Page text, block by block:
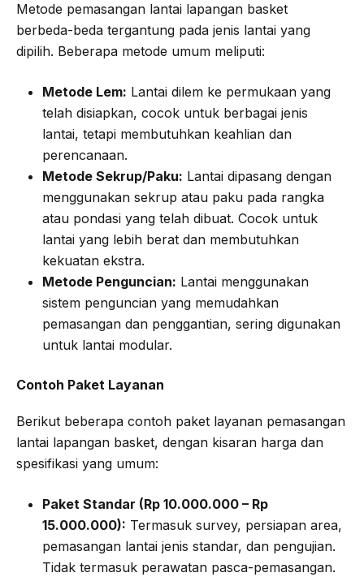
Metode pemasangan lantai lapangan basket
berbeda-beda tergantung pada jenis lantai yang
dipilih. Beberapa metode umum meliputi:
Metode Lem: Lantai dilem ke permukaan yang
telah disiapkan, cocok untuk berbagai jenis
lantai, tetapi membutuhkan keahlian dan
perencanaan.
Metode Sekrup/Paku: Lantai dipasang dengan
menggunakan sekrup atau paku pada rangka
atau pondasi yang telah dibuat. Cocok untuk
lantai yang lebih berat dan membutuhkan
kekuatan ekstra.
Metode Penguncian: Lantai menggunakan
sistem penguncian yang memudahkan
pemasangan dan penggantian, sering digunakan
untuk lantai modular.
Contoh Paket Layanan
Berikut beberapa contoh paket layanan pemasangan
lantai lapangan basket, dengan kisaran harga dan
spesifikasi yang umum:
Paket Standar (Rp 10.000.000 – Rp
15.000.000): Termasuk survey, persiapan area,
pemasangan lantai jenis standar, dan pengujian.
Tidak termasuk perawatan pasca-pemasangan.